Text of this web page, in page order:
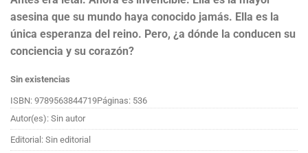
asesina que su mundo haya conocido jamás. Ella es la
única esperanza del reino. Pero, ¿a dónde la conducen su
conciencia y su corazón?
Sin existencias
ISBN: 9789563844719Páginas: 536
Autor(es): Sin autor
Editorial: Sin editorial